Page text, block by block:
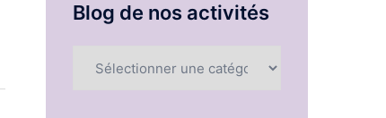
Blog de nos activités